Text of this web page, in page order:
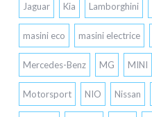
Jaguar Kia Lamborghini
masini eco masini electrice
Mercedes-Benz MG MINI
Motorsport NIO Nissan